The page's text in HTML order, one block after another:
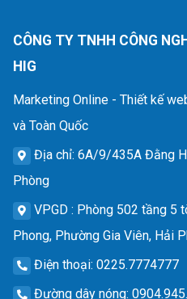
CÔNG TY TNHH CÔNG
HIG
Marketing Online - Thiết kế
và Toàn Quốc
Địa chỉ: 6A/9/435A Đằng
Phòng
VPGD : Phòng 502 tầng 5
Phong, Phường Gia Viên, Hải
Điện thoại: 0225.7774777
Đường dây nóng: